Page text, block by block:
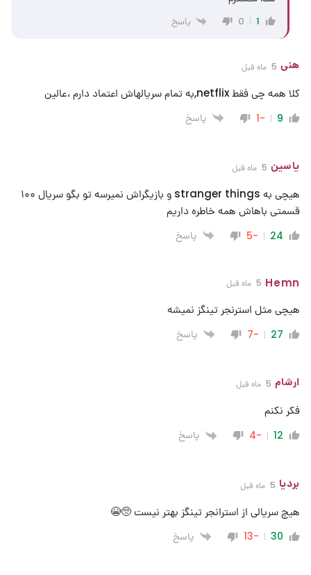
1
0 پاسخ
هنی 5 ماه قبل
کلا همه چی فقط netflix,به تمام سریالهاش اعتماد دارم ،عالین
9
-1 پاسخ
یاسین 5 ماه قبل
هیچی به stranger things و بازیگراش نمیرسه تو بگو سریال ۱۰۰
قسمتی باهاش همه خاطره داریم
24
-5 پاسخ
Hemn 5 ماه قبل
هیچی مثل استرنجر تینگز نمیشه
27
-7 پاسخ
ارشام 5 ماه قبل
فکر نکنم
12
-4 پاسخ
بردیا 5 ماه قبل
هیچ سریالی از استرانجر تینگز بهتر نیست 🥺😭
30
-13 پاسخ